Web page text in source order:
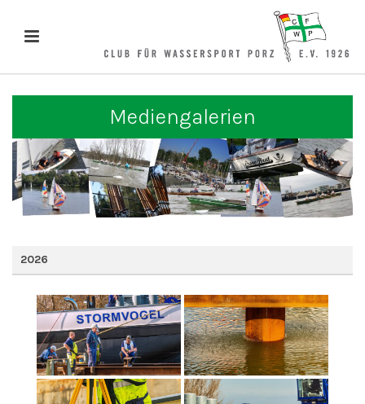
Mediengalerien
2026